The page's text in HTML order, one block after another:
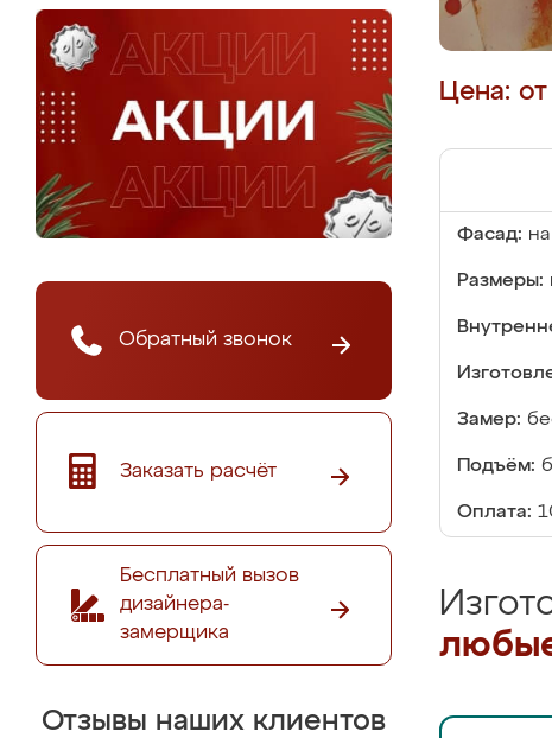
Обратный звонок
Заказать расчёт
Бесплатный вызов
дизайнера-
замерщика
Отзывы наших клиентов
Цена:
Фасад:
Размеры:
Замер:
Подъём:
Оплата: